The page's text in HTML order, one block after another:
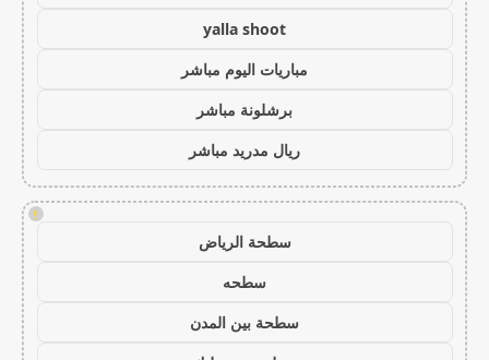
yalla shoot
مباريات اليوم مباشر
برشلونة مباشر
ريال مدريد مباشر
!
سطحة الرياض
سطحه
سطحة بين المدن